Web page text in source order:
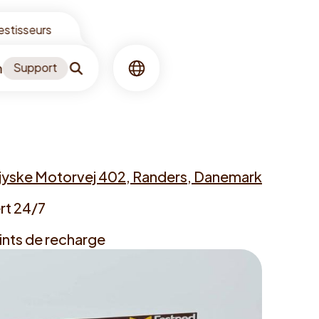
Support RechercheLangue
Motorvej 402, Randers, Danemark
24/7
de recharge